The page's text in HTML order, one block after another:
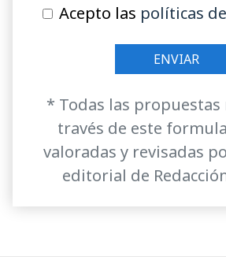
Acepto las políticas
* Todas las propuestas
través de este
valoradas y revisadas
editorial de